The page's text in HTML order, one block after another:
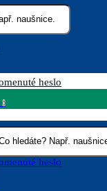
heslo
0
heslo